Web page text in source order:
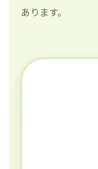
あります。